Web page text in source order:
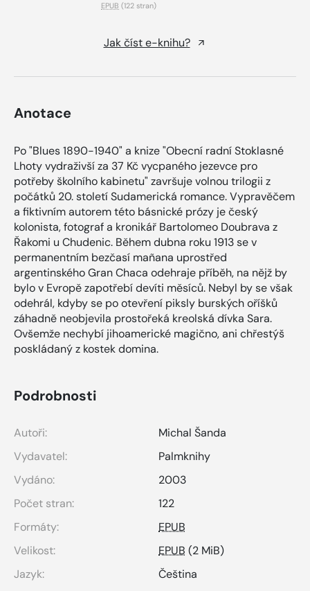
EPUB (122 stran)
Jak číst e-knihu?
Anotace
Po "Blues 1890-1940" a knize "Obecní radní Stoklasné
Lhoty vydraživší za 37 Kč vycpaného jezevce pro
potřeby školního kabinetu" završuje volnou trilogii z
počátků 20. století Sudamerická romance. Vypravěčem
a fiktivním autorem této básnické prózy je český
kolonista, fotograf a kronikář Bartolomeo Doubrava z
Řakomi u Chudenic. Během dubna roku 1913 se v
permanentním bezčasí mañana uprostřed
argentinského Gran Chaca odehraje příběh, na nějž by
bylo v Evropě zapotřebí devíti měsíců. Nebyl by se však
odehrál, kdyby se po otevření piksly burských oříšků
záhadně neobjevila prostořeká kreolská dívka Sara.
Ovšemže nechybí jihoamerické magično, ani chřestýš
poskládaný z kostek domina.
Podrobnosti
Autoři:
Michal Šanda
Vydavatel:
Palmknihy
Vydáno:
2003
Počet stran:
122
Formáty:
EPUB
Velikost:
EPUB (2 MiB)
Jazyk:
Čeština